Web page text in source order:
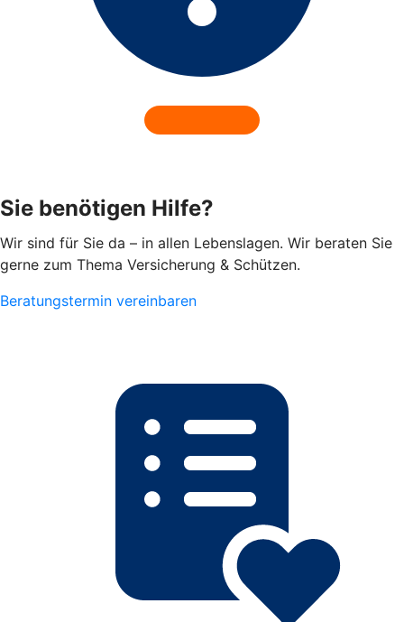
Sie benötigen Hilfe?
Wir sind für Sie da – in allen Lebenslagen. Wir beraten Sie
gerne zum Thema Versicherung & Schützen.
Beratungstermin vereinbaren